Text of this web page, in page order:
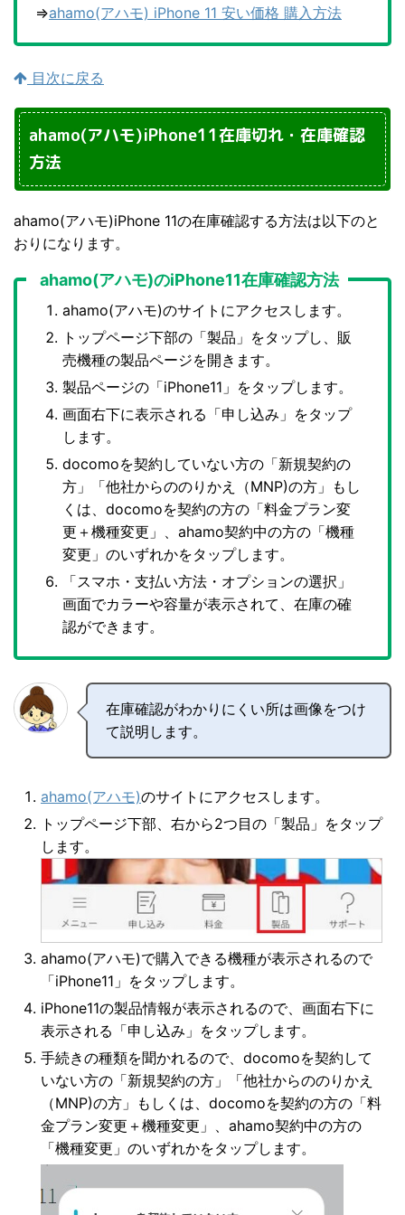
⇒ahamo(アハモ) iPhone 11 安い価格 購入方法
目次に戻る
ahamo(アハモ)iPhone11在庫切れ・在庫確認
方法
ahamo(アハモ)iPhone 11の在庫確認する方法は以下のと
おりになります。
ahamo(アハモ)のiPhone11在庫確認方法
ahamo(アハモ)のサイトにアクセスします。
トップページ下部の「製品」をタップし、販
売機種の製品ページを開きます。
製品ページの「iPhone11」をタップします。
画面右下に表示される「申し込み」をタップ
します。
docomoを契約していない方の「新規契約の
方」「他社からののりかえ（MNP)の方」もし
くは、docomoを契約の方の「料金プラン変
更＋機種変更」、ahamo契約中の方の「機種
変更」のいずれかをタップします。
「スマホ・支払い方法・オプションの選択」
画面でカラーや容量が表示されて、在庫の確
認ができます。
在庫確認がわかりにくい所は画像をつけ
て説明します。
ahamo(アハモ)のサイトにアクセスします。
トップページ下部、右から2つ目の「製品」をタップ
します。
ahamo(アハモ)で購入できる機種が表示されるので
「iPhone11」をタップします。
iPhone11の製品情報が表示されるので、画面右下に
表示される「申し込み」をタップします。
手続きの種類を聞かれるので、docomoを契約して
いない方の「新規契約の方」「他社からののりかえ
（MNP)の方」もしくは、docomoを契約の方の「料
金プラン変更＋機種変更」、ahamo契約中の方の
「機種変更」のいずれかをタップします。